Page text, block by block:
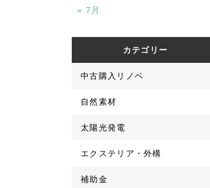
« 7月
カテゴリー
中古購入リノベ
自然素材
太陽光発電
エクステリア・外構
補助金